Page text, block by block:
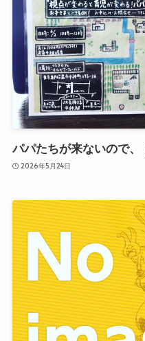
パパたちが来ないので
2026年5月24日